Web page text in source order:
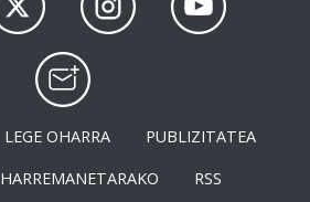
LEGE OHARRA
PUBLIZITATEA
HARREMANETARAKO RSS